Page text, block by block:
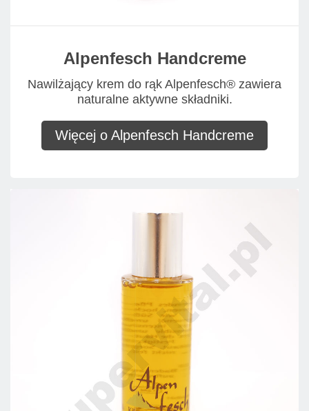
Alpenfesch Handcreme
Nawilżający krem do rąk Alpenfesch® zawiera
naturalne aktywne składniki.
Więcej o Alpenfesch Handcreme